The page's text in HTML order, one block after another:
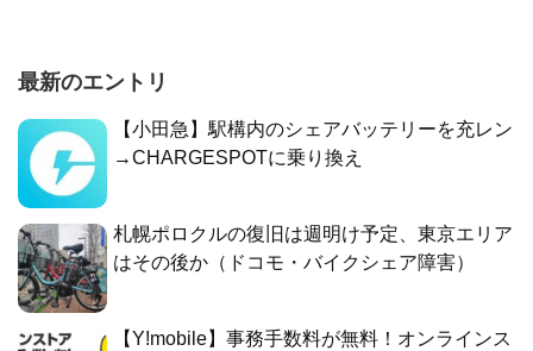
最新のエントリ
【小田急】駅構内のシェアバッテリーを充レン
→CHARGESPOTに乗り換え
札幌ポロクルの復旧は週明け予定、東京エリア
はその後か（ドコモ・バイクシェア障害）
【Y!mobile】事務手数料が無料！オンラインス